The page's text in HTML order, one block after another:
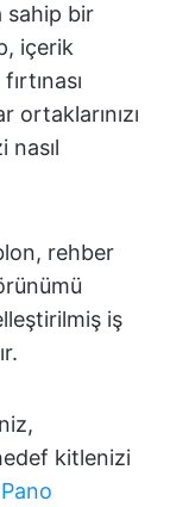
sahip bir
içerik
rehber
iş
kitlenizi